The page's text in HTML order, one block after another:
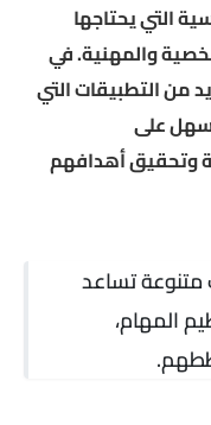
التي يحتاجها
والمهنية.في
من التطبيقات التي
على
وتحقيق أهدافهم
متنوعة تساعد
المهام،